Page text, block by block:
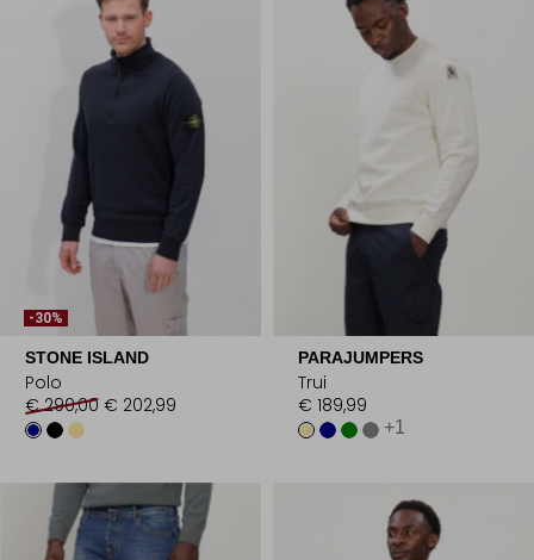
-30%
STONE ISLAND
Polo
€ 290,00 € 202,99
PARAJUMPERS
Trui
€ 189,99
+1